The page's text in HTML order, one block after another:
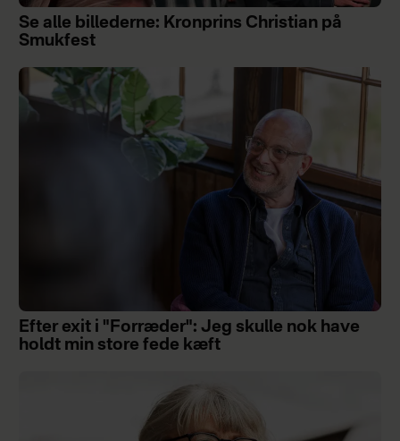
Se alle billederne: Kronprins Christian på
Smukfest
Efter exit i "Forræder": Jeg skulle nok have
holdt min store fede kæft